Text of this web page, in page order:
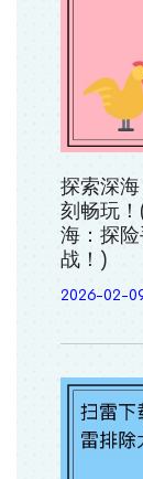
探索深
刻畅玩
海：探
战！)
2026-02-